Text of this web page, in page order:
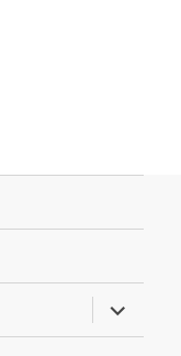
anzeigen